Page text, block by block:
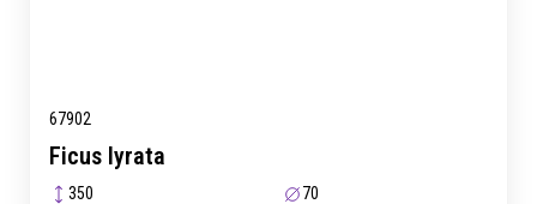
67902
Ficus lyrata
350 70